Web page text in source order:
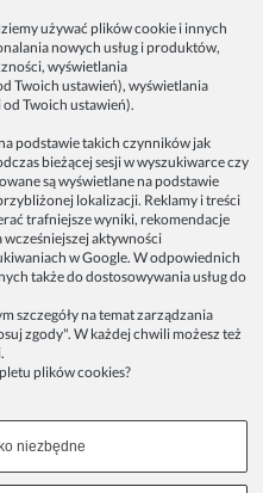
Nowak-Staszak
4, 30-650 Kraków
motyw.pl
przelewem:
3202 7758 0405
zamówień:
Motyw
(za szlabanem, wejście z tyłu
Kraków
- SPOKO-MOTYW.PL
używać plików cookie i innych
nowych usług i produktów,
wyświetlania
Twoich ustawień), wyświetlania
Twoich ustawień).
podstawie takich czynników jak
bieżącej sesji w wyszukiwarce czy
są wyświetlane na podstawie
lokalizacji. Reklamy i treści
trafniejsze wyniki, rekomendacje
aktywności
w Google. W odpowiednich
także do dostosowywania usług do
szczegóły na temat zarządzania
zgody". W każdej chwili możesz też
.
plików cookies?
niezbędne